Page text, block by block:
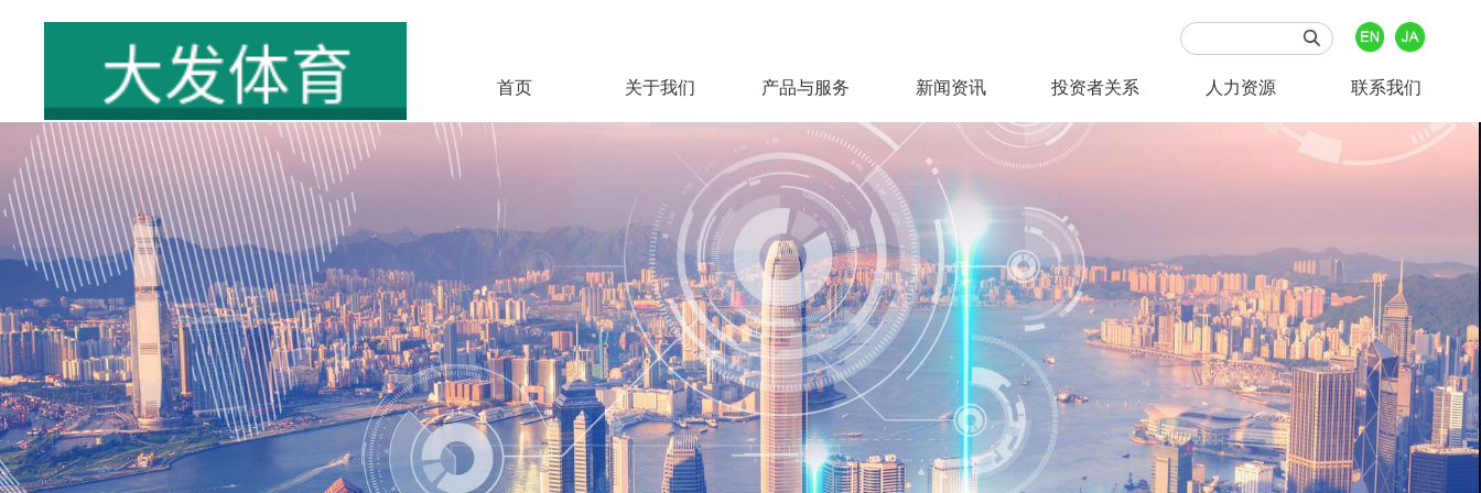
首页 关于我们
发展历程
企业文化
生产质量
环保健康安全
企业责任
产品与服务
研发与开发
新闻资讯
行业资讯
赛事资讯
投资者关系
信息披露
人力资源
校园招聘
薪酬福利
联系我们